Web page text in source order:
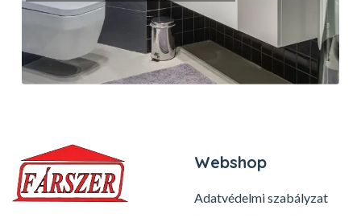
Webshop
Adatvédelmi szabályzat